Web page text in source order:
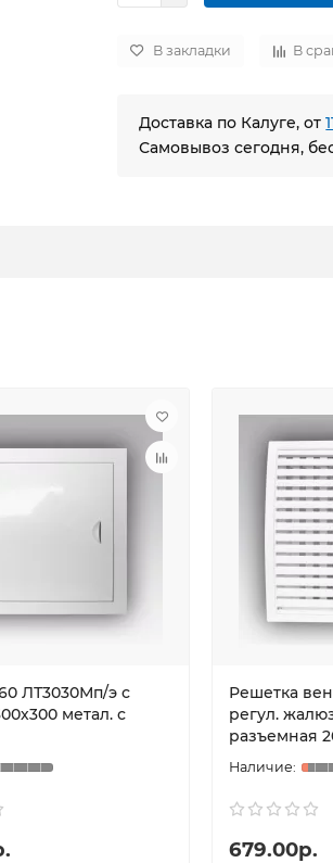
В закладки В
Доставка по Калуге, от
Самовывоз сегодня,
ЛТ3030Мп/э с
метал. с
Решетка
регул.
разъемная
679.00р.